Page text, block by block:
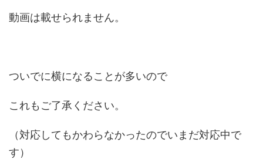
動画は載せられません。
ついでに横になることが多いので
これもご了承ください。
（対応してもかわらなかったのでいまだ対応中で
す）